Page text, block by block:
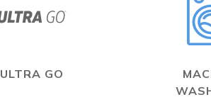
ULTRA GO